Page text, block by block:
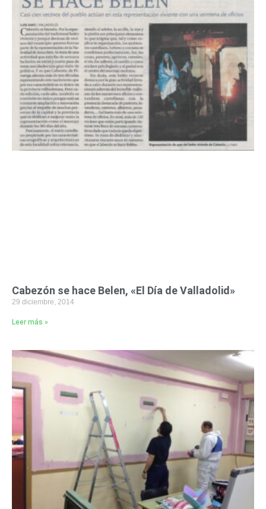
Cabezón se hace Belen, «El Día de Valladolid»
29 diciembre, 2014
Leer más »